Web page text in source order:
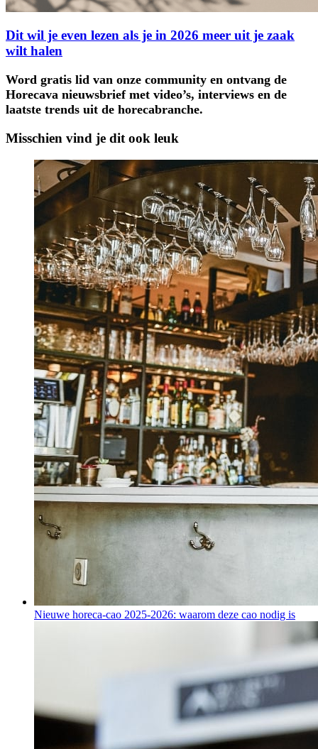
Dit wil je even lezen als je in 2026 meer uit je zaak
wilt halen
Word gratis lid van onze community en ontvang de
Horecava nieuwsbrief met video’s, interviews en de
laatste trends uit de horecabranche.
Misschien vind je dit ook leuk
Nieuwe horeca-cao 2025-2026: waarom deze cao nodig is